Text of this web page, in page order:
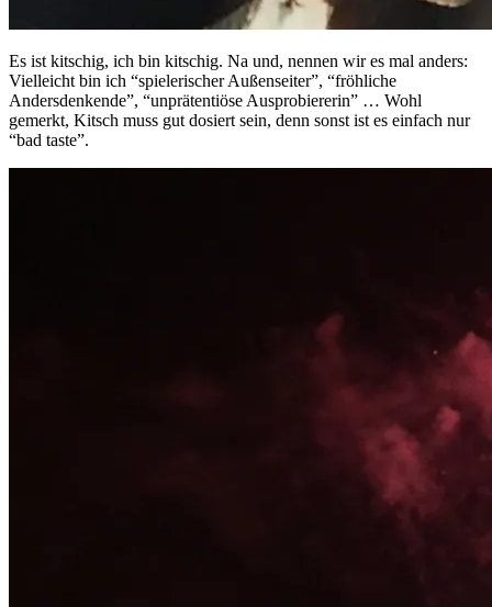
Es ist kitschig, ich bin kitschig. Na und, nennen wir es mal anders:
Vielleicht bin ich “spielerischer Außenseiter”, “fröhliche
Andersdenkende”, “unprätentiöse Ausprobiererin” … Wohl
gemerkt, Kitsch muss gut dosiert sein, denn sonst ist es einfach nur
“bad taste”.